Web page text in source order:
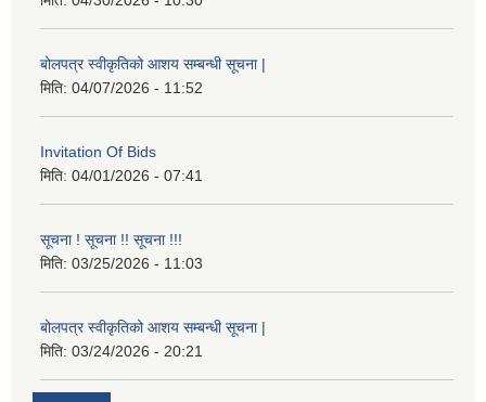
बोलपत्र स्वीकृतिको आशय सम्बन्धी सूचना |
मिति: 04/07/2026 - 11:52
Invitation Of Bids
मिति: 04/01/2026 - 07:41
सूचना ! सूचना !! सूचना !!!
मिति: 03/25/2026 - 11:03
बोलपत्र स्वीकृतिको आशय सम्बन्धी सूचना |
मिति: 03/24/2026 - 20:21